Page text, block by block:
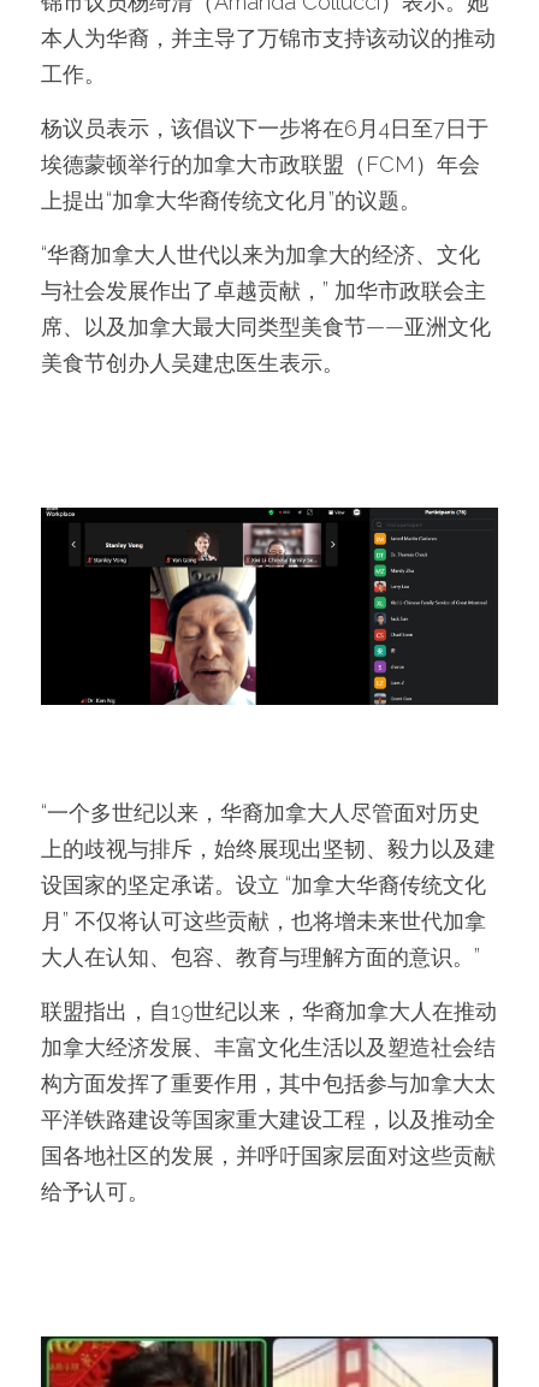
本人为华裔，并主导了万锦市支持该动议的推动
工作。
杨议员表示，该倡议下一步将在6月4日至7日于
埃德蒙顿举行的加拿大市政联盟（FCM）年会
上提出“加拿大华裔传统文化月”的议题。
“华裔加拿大人世代以来为加拿大的经济、文化
与社会发展作出了卓越贡献，” 加华市政联会主
席、以及加拿大最大同类型美食节——亚洲文化
美食节创办人吴建忠医生表示。
“一个多世纪以来，华裔加拿大人尽管面对历史
上的歧视与排斥，始终展现出坚韧、毅力以及建
设国家的坚定承诺。设立 “加拿大华裔传统文化
月” 不仅将认可这些贡献，也将增未来世代加拿
大人在认知、包容、教育与理解方面的意识。”
联盟指出，自19世纪以来，华裔加拿大人在推动
加拿大经济发展、丰富文化生活以及塑造社会结
构方面发挥了重要作用，其中包括参与加拿大太
平洋铁路建设等国家重大建设工程，以及推动全
国各地社区的发展，并呼吁国家层面对这些贡献
给予认可。